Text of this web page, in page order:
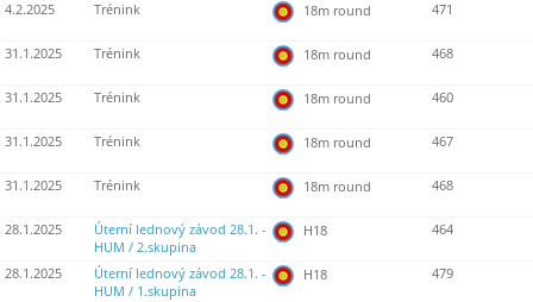
4.2.2025 Trénink 18m round 471
31.1.2025 Trénink 18m round 468
31.1.2025 Trénink 18m round 460
31.1.2025 Trénink 18m round 467
31.1.2025 Trénink 18m round 468
28.1.2025
Úterní lednový závod 28.1. -
HUM / 2.skupina
H18 464
28.1.2025
Úterní lednový závod 28.1. -
HUM / 1.skupina
H18 479